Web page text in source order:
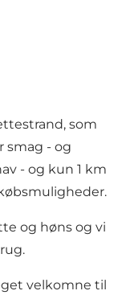
som
smag - og
- og kun 1 km
og høns og vi
velkomne til